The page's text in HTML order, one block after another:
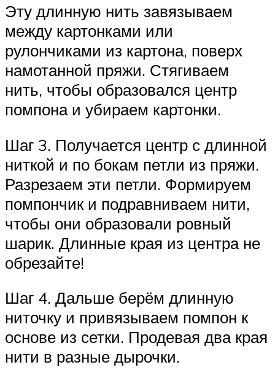
Эту длинную нить завязываем
между картонками или
рулончиками из картона, поверх
намотанной пряжи. Стягиваем
нить, чтобы образовался центр
помпона и убираем картонки.
Шаг 3. Получается центр с длинной
ниткой и по бокам петли из пряжи.
Разрезаем эти петли. Формируем
помпончик и подравниваем нити,
чтобы они образовали ровный
шарик. Длинные края из центра не
обрезайте!
Шаг 4. Дальше берём длинную
ниточку и привязываем помпон к
основе из сетки. Продевая два края
нити в разные дырочки.